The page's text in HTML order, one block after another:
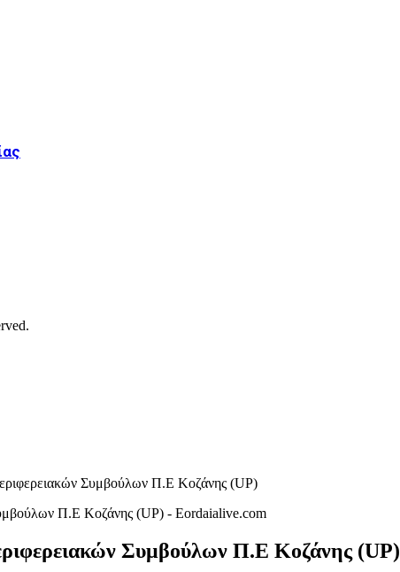
Συμβούλων Π.Ε Κοζάνης (UP)
Συμβούλων Π.Ε Κοζάνης (UP)